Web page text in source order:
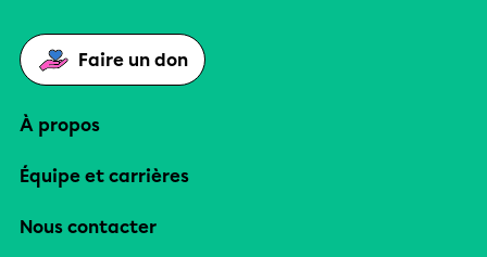
Faire un don
À propos
Équipe et carrières
Nous contacter